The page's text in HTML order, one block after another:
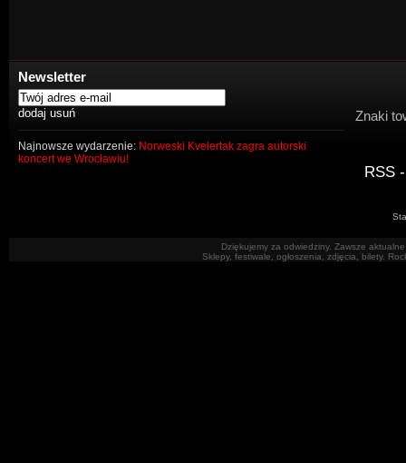
Newsletter
Najnowsze wydarzenie: Norweski Kvelertak zagra autorski
koncert we Wrocławiu!
Znaki
RSS
Dziękujemy za odwiedziny. Zawsze
Sklepy, festiwale, ogłoszenia, zdjęcia, bilety.